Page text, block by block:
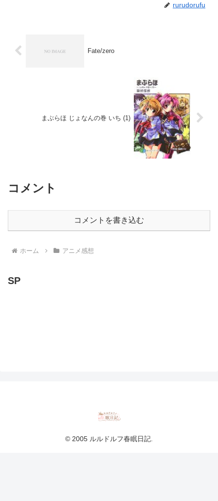
rurudorufu
Fate/zero
まぶらほ じょなんの巻 いち (1)
コメント
コメントを書き込む
ホーム アニメ感想
SP
© 2005 ルルドルフ春眠日記.